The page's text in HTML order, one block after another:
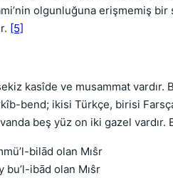
olgunluğuna erişmemiş
[5]
kasîde ve musammat
bend; ikisi Türkçe, birisi
beş yüz on iki gazel vardır.
bilād olan Mıŝr
bu’l-ibād olan Mıŝr